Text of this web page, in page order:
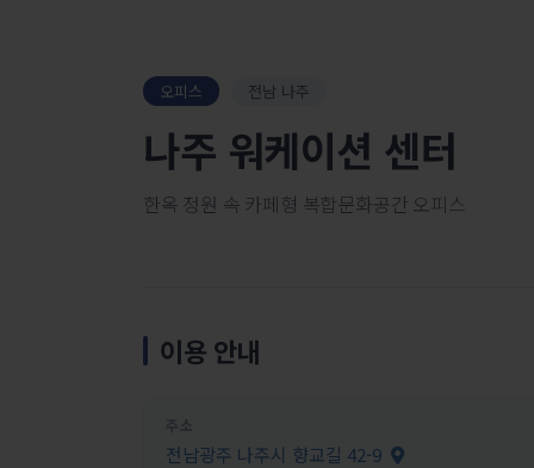
오피스 전남 나주
나주 워케이션 센터
한옥 정원 속 카페형 복합문화공간 오피스
이용 안내
전남광주 나주시 향교길 42-9